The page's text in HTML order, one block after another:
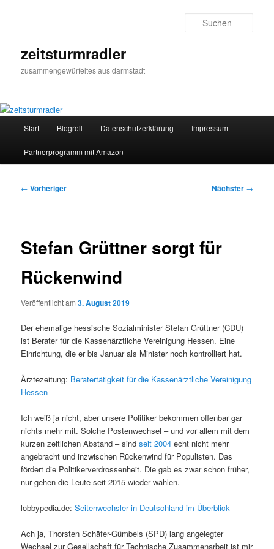
zeitsturmradler
zusammengewürfeltes aus darmstadt
Start Blogroll Datenschutzerklärung Impressum
Partnerprogramm mit Amazon
Beitragsnavigation
← Vorheriger Nächster →
Stefan Grüttner sorgt für
Rückenwind
Veröffentlicht am3. August 2019
Der ehemalige hessische Sozialminister Stefan Grüttner (CDU)
ist Berater für die Kassenärztliche Vereinigung Hessen. Eine
Einrichtung, die er bis Januar als Minister noch kontrolliert hat.
Ärztezeitung: Beratertätigkeit für die Kassenärztliche Vereinigung
Hessen
Ich weiß ja nicht, aber unsere Politiker bekommen offenbar gar
nichts mehr mit. Solche Postenwechsel – und vor allem mit dem
kurzen zeitlichen Abstand – sindseit 2004 echt nicht mehr
angebracht und inzwischen Rückenwind für Populisten. Das
fördert die Politikerverdrossenheit. Die gab es zwar schon früher,
nur gehen die Leute seit 2015 wieder wählen.
lobbypedia.de:Seitenwechsler in Deutschland im Überblick
Ach ja, Thorsten Schäfer-Gümbels (SPD) lang angelegter
Wechsel zur Gesellschaft für Technische Zusammenarbeit ist mir